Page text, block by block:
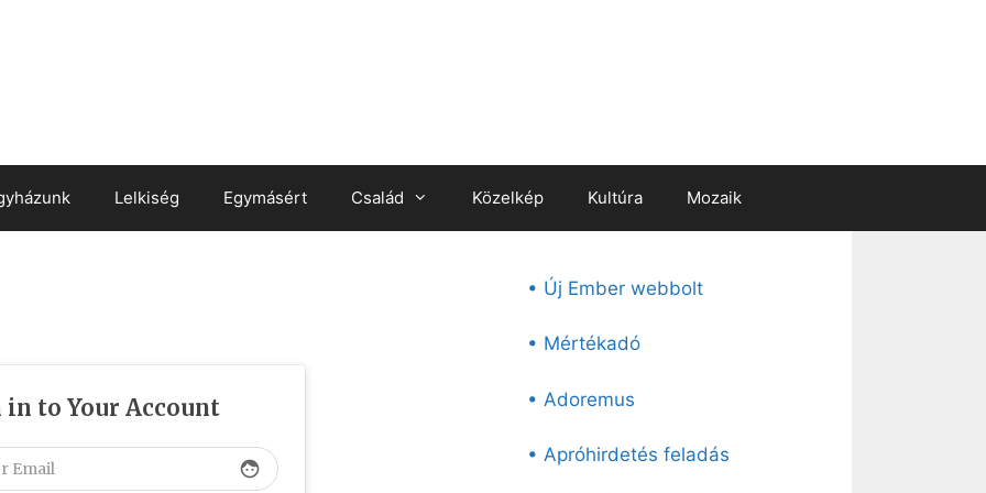
Lelkiség Egymásért Család Közelkép Kultúra Mozaik
in to Your Account
face
• Új Ember webbolt
• Mértékadó
• Adoremus
• Apróhirdetés feladás